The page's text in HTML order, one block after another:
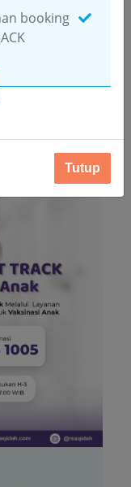
booking
Tutup